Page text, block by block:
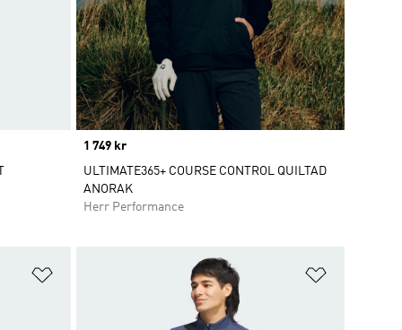
Price
1 749 kr
ULTIMATE365+ COURSE CONTROL QUILTAD
ANORAK
Herr Performance
Lägg till på önskelistan